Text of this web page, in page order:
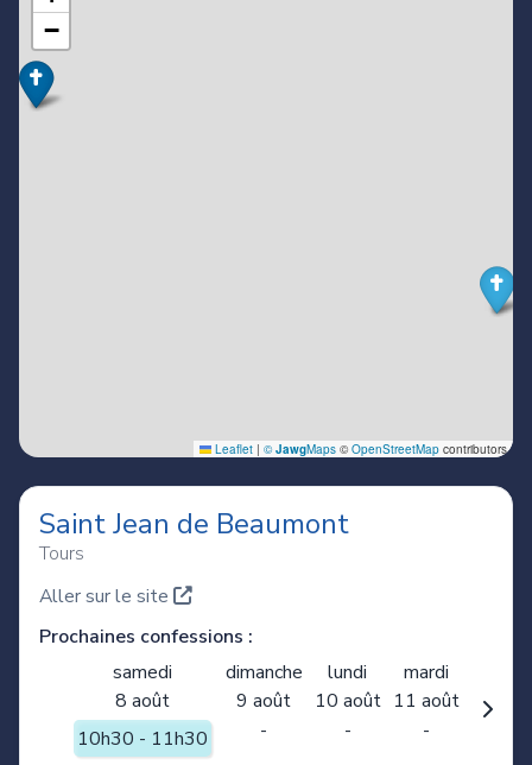
Saint Jean de Beaumont
Tours
Aller sur le site
Prochaines confessions :
samedi
dimanche lundi
mardi
8 août
9 août 10 août 11 août
10h30 - 11h30
- - -